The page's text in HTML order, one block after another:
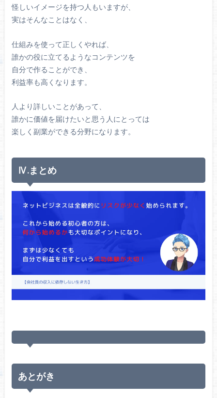
怪しいイメージを持つ人もいますが、
実はそんなことはなく、
仕組みを使って正しくやれば、
誰かの役に立てるようなコンテンツを
自分で作ることができ、
利益率も高くなります。
人より詳しいことがあって、
誰かに価値を届けたいと思う人にとっては
楽しく副業ができる分野になります。
Ⅳ.まとめ
あとがき